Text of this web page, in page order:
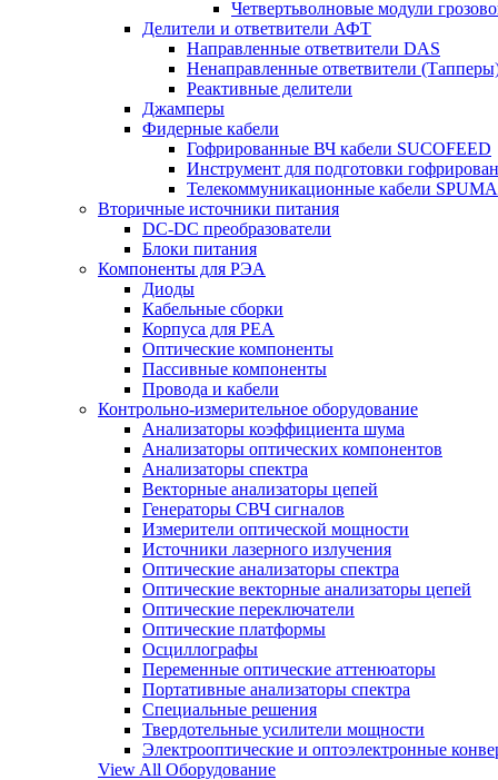
Четвертьволновые модули
Делители и ответвители АФТ
Направленные ответвители DAS
Ненаправленные ответвители
Реактивные делители
Джамперы
Фидерные кабели
Гофрированные ВЧ кабели SUCOFEED
Инструмент для подготовки
Телекоммуникационные кабели SPUMA
Вторичные источники питания
DC-DC преобразователи
Блоки питания
Компоненты для РЭА
Диоды
Кабельные сборки
Корпуса для РЕА
Оптические компоненты
Пассивные компоненты
Провода и кабели
Контрольно-измерительное оборудование
Анализаторы коэффициента шума
Анализаторы оптических компонентов
Анализаторы спектра
Векторные анализаторы цепей
Генераторы СВЧ сигналов
Измерители оптической мощности
Источники лазерного излучения
Оптические анализаторы спектра
Оптические векторные анализаторы цепей
Оптические переключатели
Оптические платформы
Осциллографы
Переменные оптические аттенюаторы
Портативные анализаторы спектра
Специальные решения
Твердотельные усилители мощности
Электрооптические и оптоэлектронные
View All Оборудование